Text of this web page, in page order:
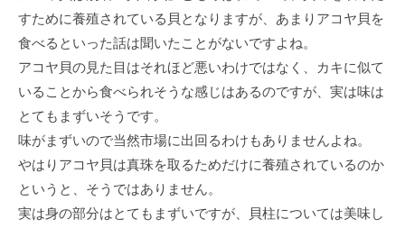
すために養殖されている貝となりますが、あまりアコヤ貝を
食べるといった話は聞いたことがないですよね。
アコヤ貝の見た目はそれほど悪いわけではなく、カキに似て
いることから食べられそうな感じはあるのですが、実は味は
とてもまずいそうです。
味がまずいので当然市場に出回るわけもありませんよね。
やはりアコヤ貝は真珠を取るためだけに養殖されているのか
というと、そうではありません。
実は身の部分はとてもまずいですが、貝柱については美味し